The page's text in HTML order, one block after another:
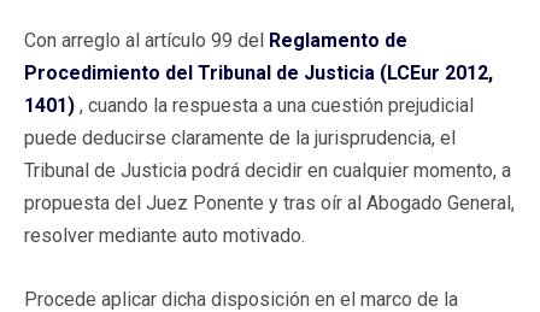
Con arreglo al artículo 99 del Reglamento de
Procedimiento del Tribunal de Justicia (LCEur 2012,
1401) , cuando la respuesta a una cuestión prejudicial
puede deducirse claramente de la jurisprudencia, el
Tribunal de Justicia podrá decidir en cualquier momento, a
propuesta del Juez Ponente y tras oír al Abogado General,
resolver mediante auto motivado.
Procede aplicar dicha disposición en el marco de la